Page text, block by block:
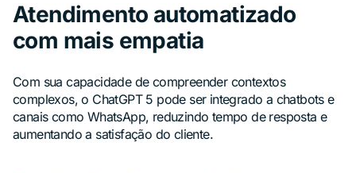
Atendimento automatizado
com mais empatia
Com sua capacidade de compreender contextos
complexos, o ChatGPT 5 pode ser integrado a chatbots e
canais como WhatsApp, reduzindo tempo de resposta e
aumentando a satisfação do cliente.